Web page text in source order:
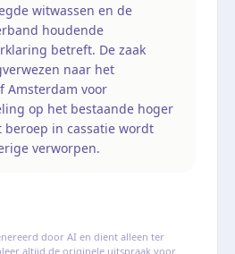
witwassen en de
houdende
betreft. De zaak
naar het
Amsterdam voor
op het bestaande hoger
beroep in cassatie wordt
verworpen.
door AI en dient alleen ter
altijd de originele uitspraak voor